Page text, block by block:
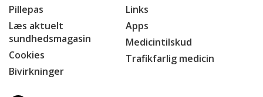
Pillepas
Læs aktuelt
sundhedsmagasin
Cookies
Bivirkninger
Links
Apps
Medicintilskud
Trafikfarlig medicin